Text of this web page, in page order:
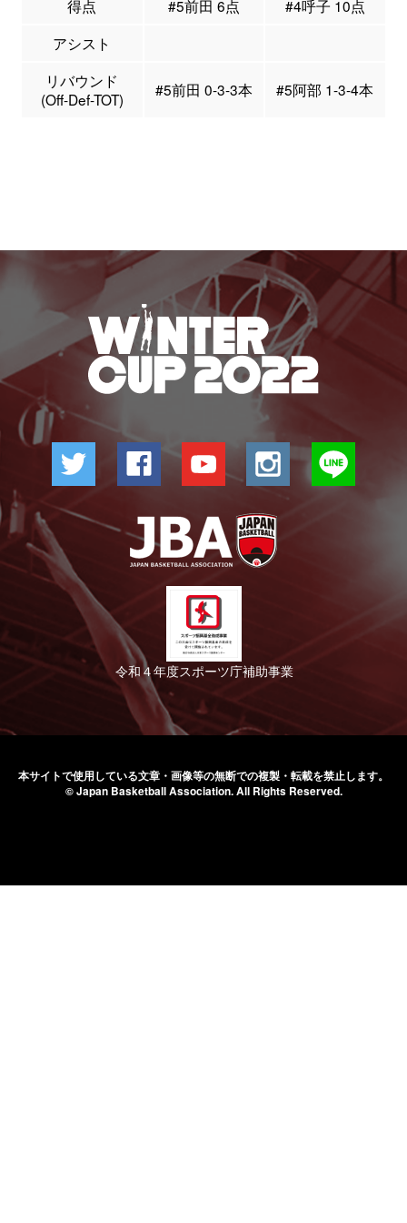
得点 #5前田 6点
#4呼子 10点
アシスト
リバウンド
(Off-Def-TOT)
#5前田 0-3-3本 #5阿部 1-3-4本
令和４年度スポーツ庁補助事業
本サイトで使用している文章・画像等の無断での複製・転載を禁止します。
© Japan Basketball Association.All Rights Reserved.